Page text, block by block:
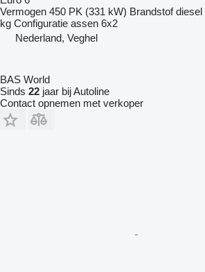
Vermogen 450 PK (331 kW) Brandstof diesel
kg Configuratie assen 6x2
Nederland, Veghel
BAS World
Sinds 22 jaar bij Autoline
Contact opnemen met verkoper